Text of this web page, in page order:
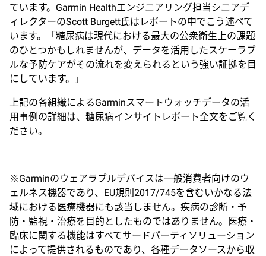
ています。Garmin Healthエンジニアリング担当シニアデ
ィレクターのScott Burgett氏はレポートの中でこう述べて
います。「糖尿病は現代における最大の公衆衛生上の課題
のひとつかもしれませんが、データを活用したスケーラブ
ルな予防ケアがその流れを変えられるという強い証拠を目
にしています。」
上記の各組織によるGarminスマートウォッチデータの活
用事例の詳細は、糖尿病インサイトレポート全文をご覧く
ださい。
※Garminのウェアラブルデバイスは一般消費者向けのウ
ェルネス機器であり、EU規則2017/745を含むいかなる法
域における医療機器にも該当しません。疾病の診断・予
防・監視・治療を目的としたものではありません。医療・
臨床に関する機能はすべてサードパーティソリューション
によって提供されるものであり、各種データソースから収